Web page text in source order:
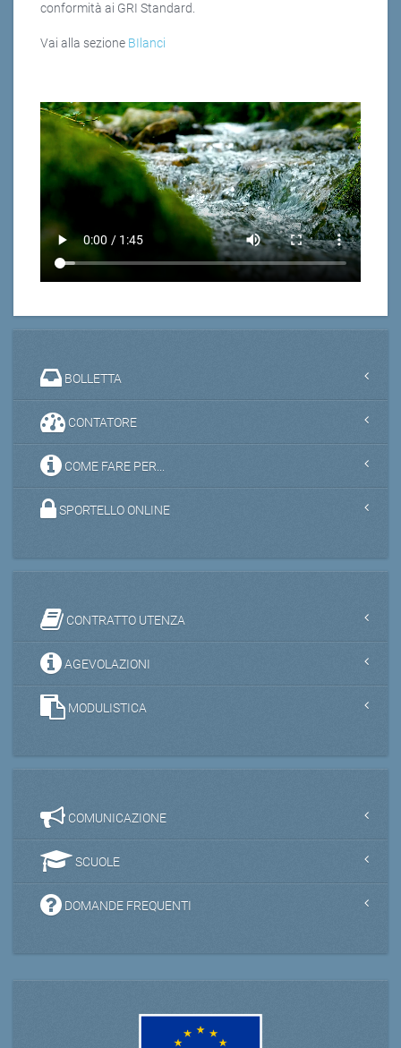
conformità ai GRI Standard.
Vai alla sezione BIlanci
BOLLETTA
CONTATORE
COME FARE PER...
SPORTELLO ONLINE
CONTRATTO UTENZA
AGEVOLAZIONI
MODULISTICA
COMUNICAZIONE
SCUOLE
DOMANDE FREQUENTI